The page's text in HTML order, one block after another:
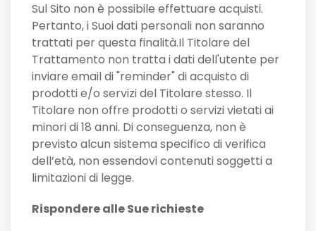
Sul Sito non è possibile effettuare acquisti.
Pertanto, i Suoi dati personali non saranno
trattati per questa finalità.Il Titolare del
Trattamento non tratta i dati dell'utente per
inviare email di "reminder" di acquisto di
prodotti e/o servizi del Titolare stesso. Il
Titolare non offre prodotti o servizi vietati ai
minori di 18 anni. Di conseguenza, non è
previsto alcun sistema specifico di verifica
dell’età, non essendovi contenuti soggetti a
limitazioni di legge.
Rispondere alle Sue richieste